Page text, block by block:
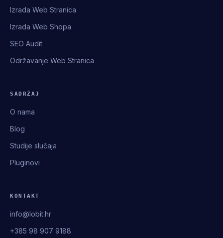
Izrada Web Stranica
Izrada Web Shopa
SEO Audit
Održavanje Web Stranica
SADRŽAJ
O nama
Blog
Studije slučaja
Pluginovi
KONTAKT
info@lobit.hr
+385 98 907 9188